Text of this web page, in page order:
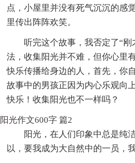
点，小屋里并没有死气沉沉的感
里传出阵阵欢笑。
听完这个故事，我否定了“刚
法，收集阳光并不难，但你心里
快乐传播给身边的人，首先，你
故事中的男孩正因为内心乐观向
快乐！收集阳光也不一样吗？
阳光作文600字 篇2
阳光，在人们印象中总是纯
以，要我成为大自然中的一员，